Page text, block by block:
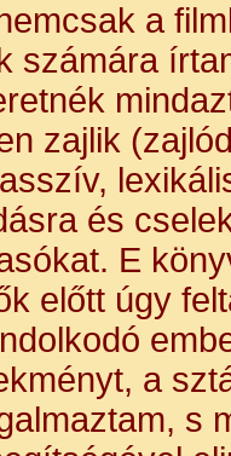
a
számára
zajlik
és
E
előtt úgy
a
s